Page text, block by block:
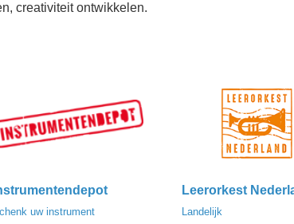
creativiteit ontwikkelen.
uw instrument
Leerorkest
Landelijk